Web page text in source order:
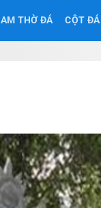
AM THỜ ĐÁ CỘT ĐÁ